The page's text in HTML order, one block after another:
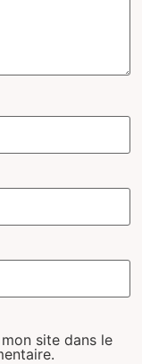
site dans le